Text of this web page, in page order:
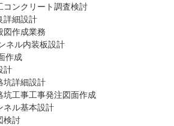
コンクリート調査検討
詳細設計
図作成業務
ネル内装板設計
作成
計
坑詳細設計
坑工事工事発注図面作成
ネル基本設計
検討